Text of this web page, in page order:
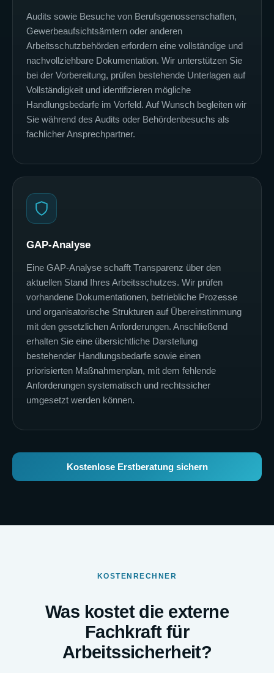
Audits sowie Besuche von Berufsgenossenschaften,
Gewerbeaufsichtsämtern oder anderen
Arbeitsschutzbehörden erfordern eine vollständige und
nachvollziehbare Dokumentation. Wir unterstützen Sie
bei der Vorbereitung, prüfen bestehende Unterlagen auf
Vollständigkeit und identifizieren mögliche
Handlungsbedarfe im Vorfeld. Auf Wunsch begleiten wir
Sie während des Audits oder Behördenbesuchs als
fachlicher Ansprechpartner.
GAP-Analyse
Eine GAP-Analyse schafft Transparenz über den
aktuellen Stand Ihres Arbeitsschutzes. Wir prüfen
vorhandene Dokumentationen, betriebliche Prozesse
und organisatorische Strukturen auf Übereinstimmung
mit den gesetzlichen Anforderungen. Anschließend
erhalten Sie eine übersichtliche Darstellung
bestehender Handlungsbedarfe sowie einen
priorisierten Maßnahmenplan, mit dem fehlende
Anforderungen systematisch und rechtssicher
umgesetzt werden können.
Kostenlose Erstberatung sichern
KOSTENRECHNER
Was kostet die externe
Fachkraft für
Arbeitssicherheit?